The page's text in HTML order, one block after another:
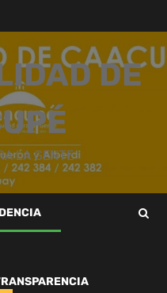
DE
LA GENTE